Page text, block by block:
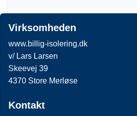
Virksomheden
www.billig-isolering.dk
v/ Lars Larsen
Skeevej 39
4370 Store Merløse
Kontakt